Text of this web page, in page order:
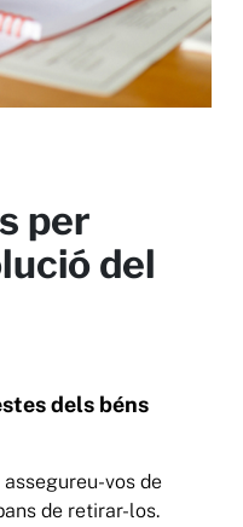
per
del
dels béns
vos de
de retirar-los.